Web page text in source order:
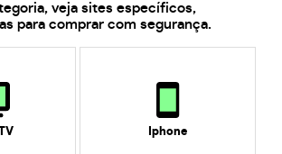
veja sites específicos,
para comprar com segurança.
Iphone